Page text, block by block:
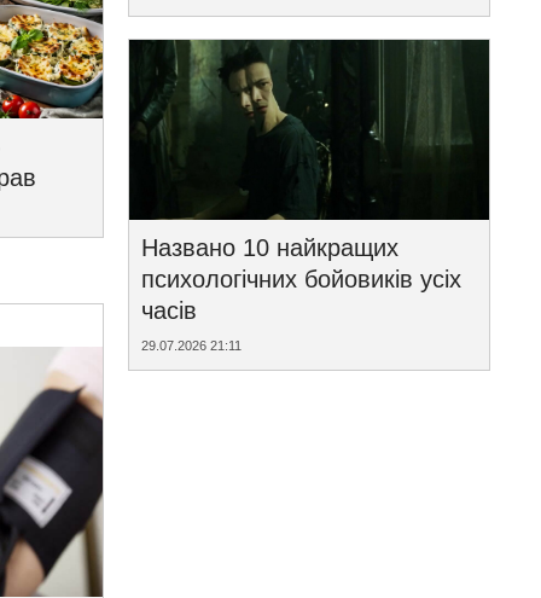
Названо 10 найкращих
психологічних бойовиків усіх
часів
29.07.2026 21:11